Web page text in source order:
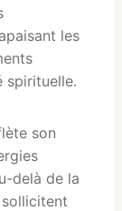
les
spirituelle.
son
delà de la